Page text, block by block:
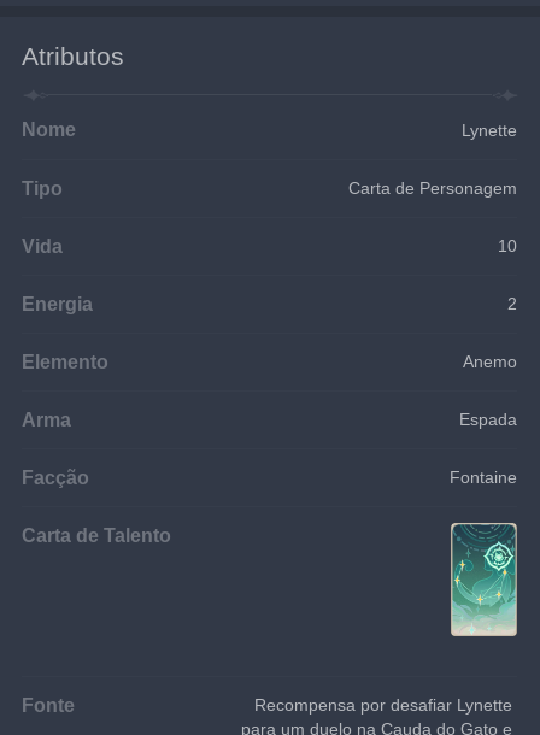
Atributos
Nome Lynette
Tipo Carta de Personagem
Vida 10
Energia 2
Elemento Anemo
Arma Espada
Facção Fontaine
Carta de Talento
Fonte
Recompensa por desafiar Lynette
para um duelo na Cauda do Gato e